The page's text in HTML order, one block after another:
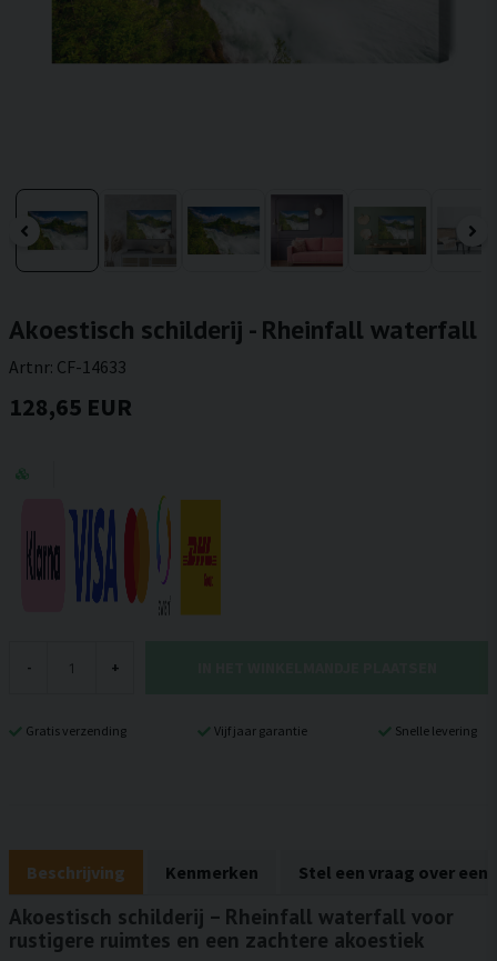
Akoestisch schilderij - Rheinfall waterfall
Artnr: CF-14633
128,65 EUR
- +
Gratis verzending Vijf jaar garantie Snelle levering
Beschrijving Kenmerken Stel een vraag over een
Akoestisch schilderij – Rheinfall waterfall voor
rustigere ruimtes en een zachtere akoestiek